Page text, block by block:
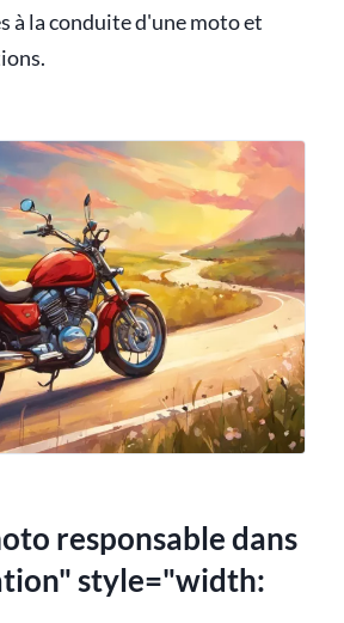
à la conduite d'une moto et
responsable dans
style="width: